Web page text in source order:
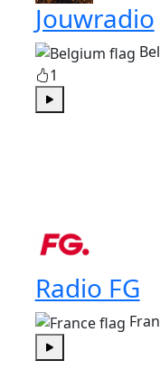
Jouwradio
1
Radio FG